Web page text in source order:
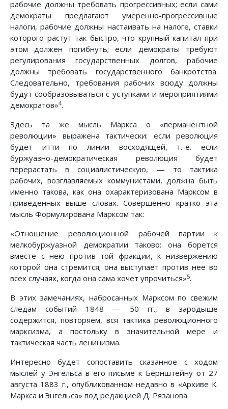
рабочие должны требовать прогрессивных; если сами
демократы предлагают умеренно-прогрессивные
налоги, рабочие должны настаивать на налоге, ставки
которого растут так быстро, что крупный капитал при
этом должен погибнуть; если демократы требуют
регулирования государственных долгов, рабочие
должны требовать государственного банкротства.
Следовательно, требования рабочих всюду должны
будут сообразовываться с уступками и мероприятиями
демократов»4.
Здесь та же мысль Маркса о «перманентной
революции» выражена тактически: если революция
будет итти по линии восходящей, т.-е. если
буржуазно-демократическая революция будет
перерастать в социалистическую, — то тактика
рабочих, возглавляемых коммунистами, должна быть
именно такова, как она охарактеризована Марксом в
приведенных выше словах. Совершенно кратко эта
мысль Формулирована Марксом так:
«Отношение революционной рабочей партии к
мелкобуржуазной демократии таково: она борется
вместе с нею против той фракции, к низвержению
которой она стремится; она выступает против нее во
всех случаях, когда она сама хочет упрочиться»5.
В этих замечаниях, набросанных Марксом по свежим
следам событий 1848 — 50 гг., в зародыше
содержится, повторяем, вся тактика революционного
марксизма, а постольку в значительной мере и
тактическая часть ленинизма.
Интересно будет сопоставить сказанное с ходом
мыслей у Энгельса в его письме к Бернштейну от 27
августа 1883 г., опубликованном недавно в «Архиве К.
Маркса и Энгельса» под редакцией Д. Рязанова.